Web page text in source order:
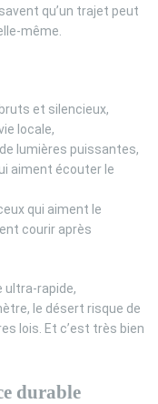
qu’un trajet peut
même.
et silencieux,
locale,
lumières puissantes,
aiment écouter le
qui aiment le
courir après
ultra-rapide,
le désert risque de
lois. Et c’est très bien
durable